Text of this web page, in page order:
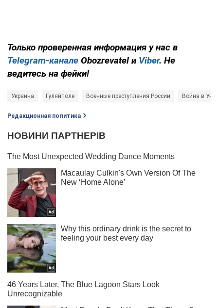
Только проверенная информация у нас в
Telegram-канале Obozrevatel и Viber. Не
ведитесь на фейки!
Украина Гуляйполе Военные преступления России Война в
Редакционная политика